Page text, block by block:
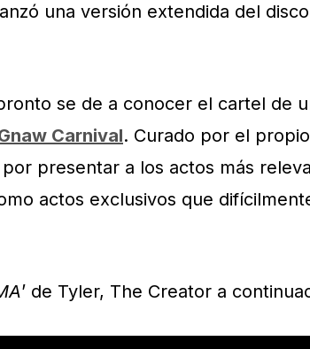
una versión extendida del
se de a conocer el cartel de
Carnival. Curado por el propio
presentar a los actos más
actos exclusivos que
’ de Tyler, The Creator a